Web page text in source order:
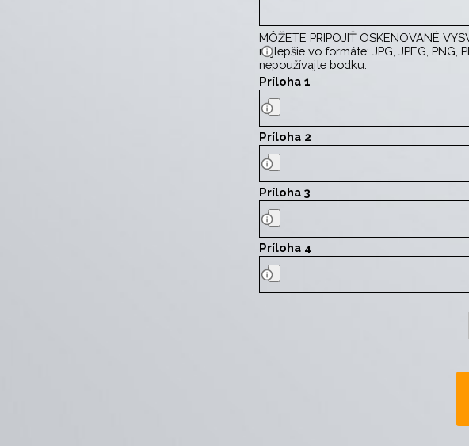
MÔŽETE PRIPOJIŤ OSKENOVANÉ
najlepšie vo formáte: JPG, JPEG,
nepoužívajte bodku.
Príloha 1
Príloha 2
Príloha 3
Príloha 4